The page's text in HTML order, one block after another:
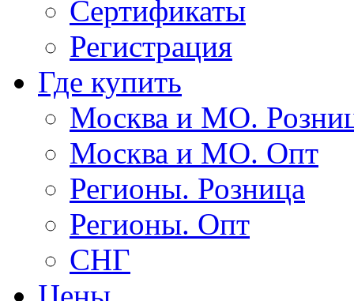
Сертификаты
Регистрация
Где купить
Москва и МО.
Москва и МО. Опт
Регионы. Розница
Регионы. Опт
СНГ